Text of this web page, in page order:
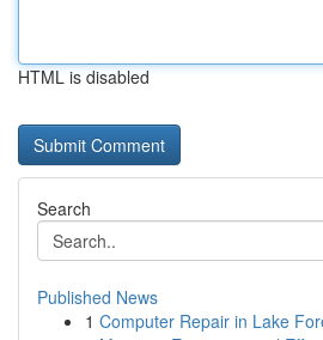
HTML is disabled
Search
Published News
1 Computer Repair in Lake